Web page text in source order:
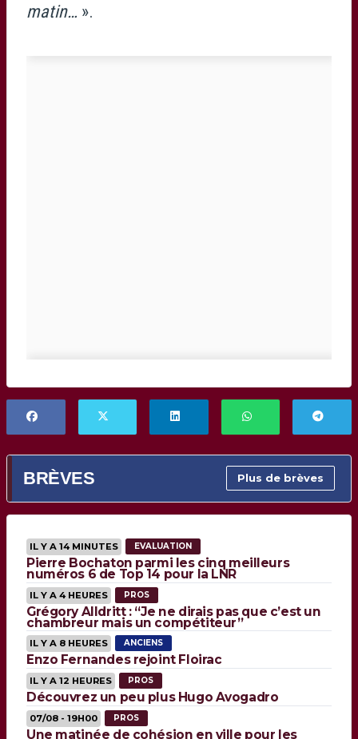
matin… ».
BRÈVES Plus de brèves
IL Y A 14 MINUTES EVALUATION
Pierre Bochaton parmi les cinq meilleurs
numéros 6 de Top 14 pour la LNR
IL Y A 4 HEURES PROS
Grégory Alldritt : “Je ne dirais pas que c’est un
chambreur mais un compétiteur”
IL Y A 8 HEURES ANCIENS
Enzo Fernandes rejoint Floirac
IL Y A 12 HEURES PROS
Découvrez un peu plus Hugo Avogadro
07/08 - 19H00 PROS
Une matinée de cohésion en ville pour les